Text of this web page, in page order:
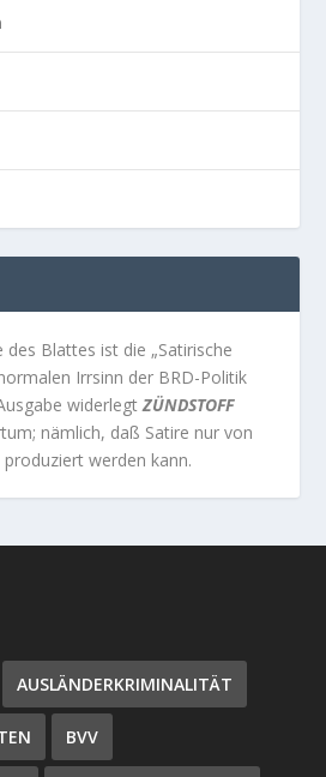
des Blattes ist die „Satirische
Irrsinn der BRD-Politik
widerlegtZÜNDSTOFF
nämlich, daß Satire nur von
produziert werden kann.
AUSLÄNDERKRIMINALITÄT
BVV